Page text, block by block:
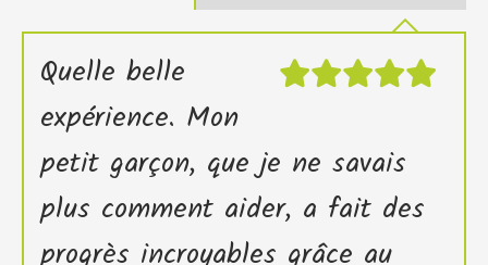
Quelle belle
expérience. Mon
petit garçon, que je ne savais
plus comment aider, a fait des
progrès incroyables grâce au